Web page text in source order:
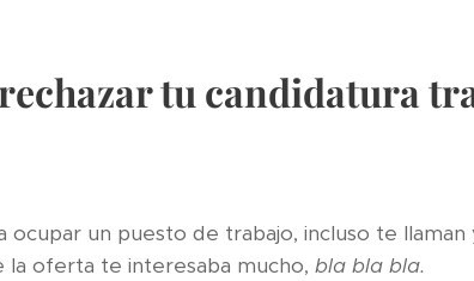
tu candidatura
ocupar un puesto de trabajo, incluso te llaman
oferta te interesaba mucho, bla bla bla.